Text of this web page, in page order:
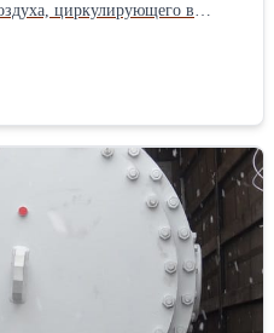
циркулирующего в
машин для
УХЛ категории 4 ГОСТ